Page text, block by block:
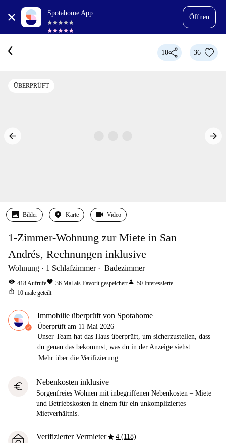
Spotahome App
Öffnen
10 36
ÜBERPRÜFT
Bilder Karte Video
1-Zimmer-Wohnung zur Miete in San
Andrés, Rechnungen inklusive
Wohnung 1 Schlafzimmer Badezimmer
visibility 418Aufrufefavorite 36 Mal als Favorit gespeichertperson 50 Interessierte
ios_share 10 male geteilt
Immobilie überprüft von Spotahome
Überprüft am 11 Mai 2026
Unser Team hat das Haus überprüft, um sicherzustellen, dass
du genau das bekommst, was du in der Anzeige siehst.
Mehr über die Verifizierung
euro Nebenkosten inklusive
Sorgenfreies Wohnen mit inbegriffenen Nebenkosten – Miete
und Betriebskosten in einem für ein unkompliziertes
Mietverhältnis.
Verifizierter Vermieterstar4 (118)